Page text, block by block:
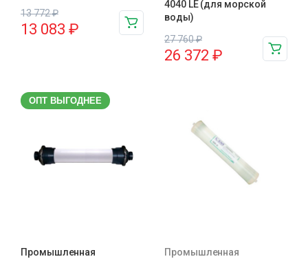
13 772₽
13 083 ₽
4040 LE (для морской
воды)
27 760₽
26 372 ₽
ОПТ ВЫГОДНЕЕ
Промышленная
Промышленная